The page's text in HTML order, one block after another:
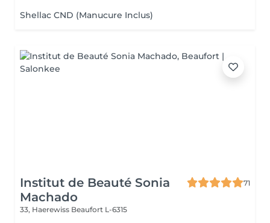
Shellac CND (Manucure Inclus)
Institut de Beauté Sonia
Machado
71
33, Haerewiss Beaufort L-6315